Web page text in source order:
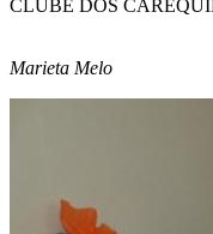
CLUBE DOS
Marieta Melo